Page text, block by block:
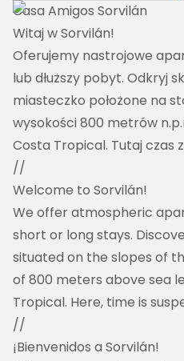
Casa Amigos Sorvilán
Witaj w Sorvilán!
Oferujemy nastrojowe
lub dłuższy pobyt. Odkryj
miasteczko położone na
wysokości 800 metrów
Costa Tropical. Tutaj czas
//
Welcome to Sorvilán!
We offer atmospheric
short or long stays.
situated on the slopes of
of 800 meters above sea
Tropical. Here, time is
//
¡Bienvenidos a Sorvilán!